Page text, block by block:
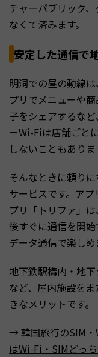
チャーパブリック
なくて済みます。
安定した通信で
明洞での昼の動線
プリでメニューや
子をシェアするな
ーWi-Fiは店舗ごと
しないこともありま
そんなときに頼り
サービスです。ア
プリ「トリファ」
後すぐに通信を開
データ通信で楽しめ
地下鉄駅構内・地
など、屋内施設を
きなメリットです。
→ 韓国旅行のSIM・
はWi-Fi・SIMどっ